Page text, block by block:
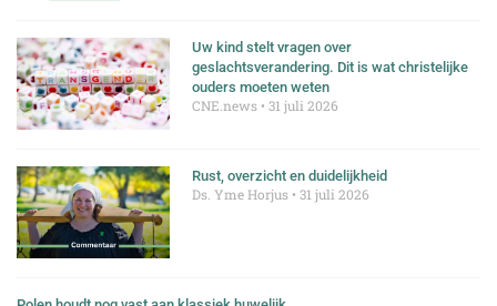
Uw kind stelt vragen over
geslachtsverandering. Dit is wat christelijke
ouders moeten weten
CNE.news 31 juli 2026
Rust, overzicht en duidelijkheid
Ds. Yme Horjus 31 juli 2026